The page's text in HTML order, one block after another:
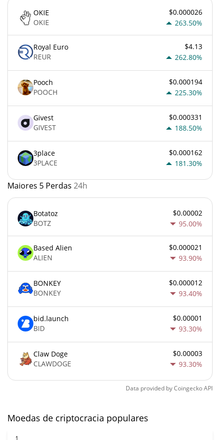
OKIE
OKIE
$0.000026
263.50%
Royal Euro
REUR
$4.13
262.80%
Pooch
POOCH
$0.000194
225.30%
Givest
GIVEST
$0.000331
188.50%
3place
3PLACE
$0.000162
181.30%
Maiores 5 Perdas 24h
Botatoz
BOTZ
$0.00002
95.00%
Based Alien
ALIEN
$0.000021
93.90%
BONKEY
BONKEY
$0.000012
93.40%
bid.launch
BID
$0.00001
93.30%
Claw Doge
CLAWDOGE
$0.00003
93.30%
Data provided byCoingeckoAPI
Moedas de criptocracia populares
1